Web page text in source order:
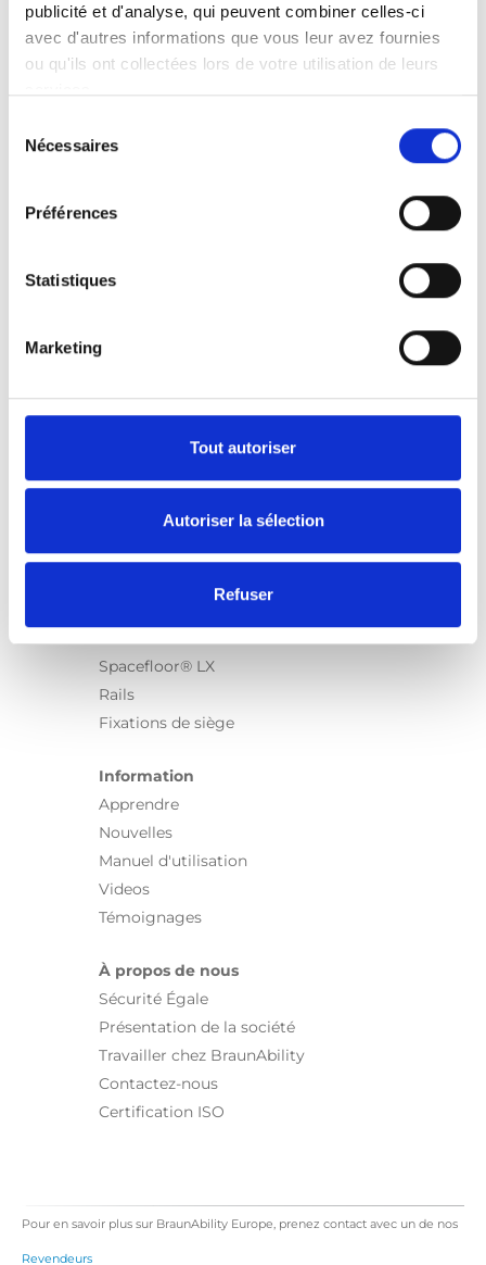
publicité et d'analyse, qui peuvent combiner celles-ci
avec d'autres informations que vous leur avez fournies
ou qu'ils ont collectées lors de votre utilisation de leurs
Nécessaires
Préférences
Statistiques
Marketing
Tout autoriser
Autoriser la sélection
Refuser
pour intégrer la vidéo dans votre site web.
Abonnez-vous
Pour être notifié dès qu’une nouvelle vidéo est disponible, nous
vous invitons à vous abonner à notre chaîneYouTube ici.
Carony
Carospeed Classic
Plateformes pour fauteuils roulant
Spacefloor® LX
Rails
Fixations de siège
Information
Apprendre
Nouvelles
Manuel d'utilisation
Videos
Témoignages
À propos de nous
Sécurité Égale
Présentation de la société
Travailler chez BraunAbility
Contactez-nous
Certification ISO
Pour en savoir plus sur BraunAbility Europe, prenez contact avec un de nos
Revendeurs